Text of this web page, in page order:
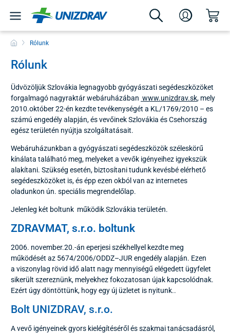
Rólunk
Rólunk
Üdvözöljük Szlovákia legnagyobb gyógyászati segédeszközöket
forgalmagó nagyraktár webáruházában www.unizdrav.sk, mely
2010.október 22-én kezdte tevékenységét a KL/1769/2010 – es
számú engedély alapján, és vevőinek Szlovákia és Csehország
egész területén nyújtja szolgáltatásait.
Webáruházunkban a gyógyászati segédeszközök széleskörű
kínálata található meg, melyeket a vevők igényeihez igyekszük
alakítani. Szükség esetén, biztosítani tudunk kevésbé elérhető
segédeszközöket is, és épp ezen okból van az internetes
oladunkon ún. speciális megrendelőlap.
Jelenleg két boltunk működik Szlovákia területén.
ZDRAVMAT, s.r.o. boltunk
2006. november.20.-án eperjesi székhellyel kezdte meg
működését az 5674/2006/ODDZ–JUR engedély alapján. Ezen
a viszonylag rövid idő alatt nagy mennyiségű elégedett ügyfelet
sikerült szereznünk, melyekhez fokozatosan újak kapcsolódnak.
Ezért úgy döntöttünk, hogy egy új üzletet is nyitunk..
Bolt UNIZDRAV, s.r.o.
A vevő igényeinek gyors kielégítéséről és szakmai tanácsadásról,